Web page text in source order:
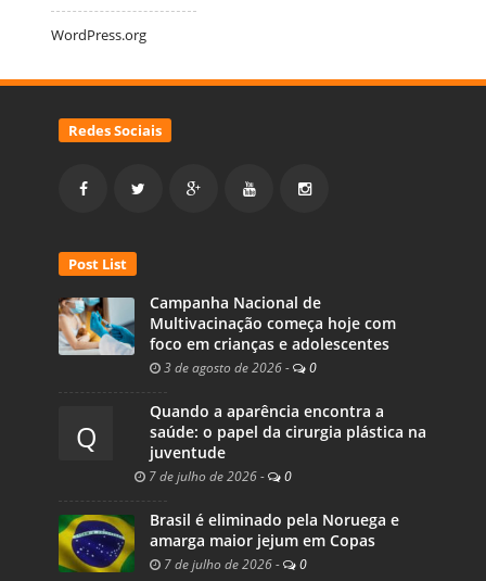
WordPress.org
Redes Sociais
Post List
Campanha Nacional de
Multivacinação começa hoje com
foco em crianças e adolescentes
3 de agosto de 2026 - 0
Q
Quando a aparência encontra a
saúde: o papel da cirurgia plástica na
juventude
7 de julho de 2026 - 0
Brasil é eliminado pela Noruega e
amarga maior jejum em Copas
7 de julho de 2026 - 0